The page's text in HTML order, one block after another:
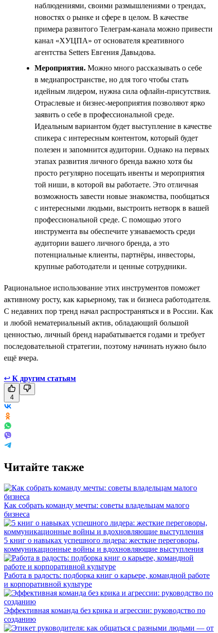
наблюдениями, своими размышлениями о трендах,
новостях о рынке и сфере в целом. В качестве
примера развитого Телеграм-канала можно привести
канал «ХУЦПА» от основателя креативного
агентства Setters Евгения Давыдова.
Мероприятия. Можно много рассказывать о себе
в медиапространстве, но для того чтобы стать
идейным лидером, нужна сила офлайн-присутствия.
Отраслевые и бизнес-мероприятия позволяют ярко
заявить о себе в профессиональной среде.
Идеальным вариантом будет выступление в качестве
спикера с интересным контентом, который будет
полезен и запомнится аудитории. Однако на первых
этапах развития личного бренда важно хотя бы
просто регулярно посещать ивенты и мероприятия
той ниши, в которой вы работаете. Это отличная
возможность завести новые знакомства, пообщаться
с интересными людьми, выстроить нетворк в вашей
профессиональной среде. С помощью этого
инструмента вы обеспечите узнаваемость среди
аудитории вашего личного бренда, а это
потенциальные клиенты, партнёры, инвесторы,
крупные работодатели и ценные сотрудники.
Рациональное использование этих инструментов поможет
активному росту, как карьерному, так и бизнеса работодателя.
С недавних пор тренд начал распространяться и в России. Как
и любой нематериальный актив, обладающий большой
ценностью, личный бренд нарабатывается годами и требует
последовательной стратегии, поэтому начинать нужно было
ещё вчера.
↩ К другим статьям
4
Читайте также
Как собрать команду мечты: советы владельцам малого
бизнеса
5 книг о навыках успешного лидера: жесткие переговоры,
коммуникационные войны и вдохновляющие выступления
Работа в радость: подборка книг о карьере, командной работе
и корпоративной культуре
Эффективная команда без крика и агрессии: руководство по
созданию